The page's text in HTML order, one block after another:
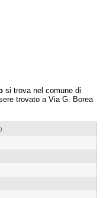
si trova nel comune di
trovato a Via G. Borea